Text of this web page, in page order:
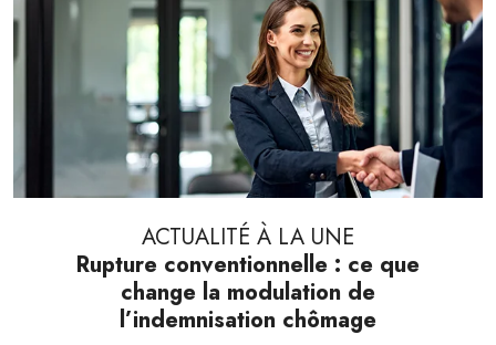
ACTUALITÉ À LA UNE
Rupture conventionnelle : ce que
change la modulation de
l’indemnisation chômage